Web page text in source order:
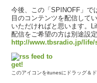
今後、この「SPINOFF」で
目のコンテンツを配信して
いただければと思います。
配信をご希望の方は別途設
http://www.tbsradio.jp/life/
このアイコンをitunesにドラッグ＆